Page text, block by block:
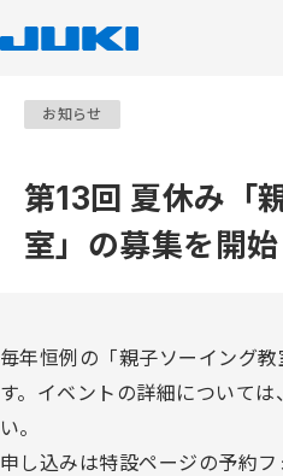
お知らせ
第13回 夏休み「
室」の募集を開
毎年恒例の「親子ソーイング
す。イベントの詳細について
い。
申し込みは特設ページの予約